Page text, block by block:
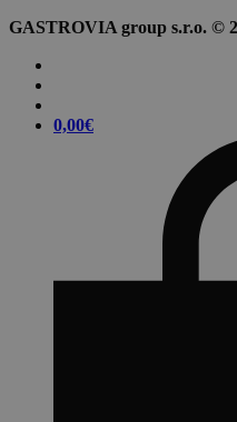
GASTROVIA group s.r.o. ©
0,00€